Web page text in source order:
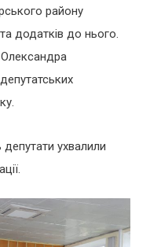
району
додатків до нього.
ухвалили